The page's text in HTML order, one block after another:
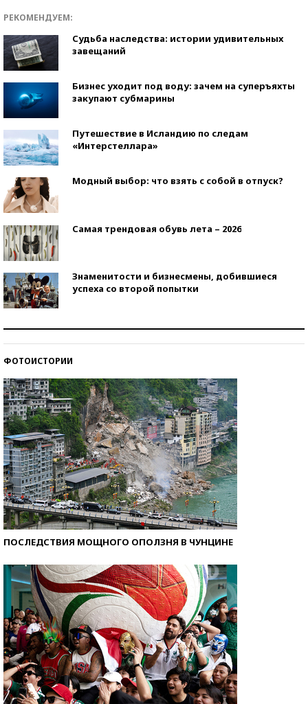
РЕКОМЕНДУЕМ:
Судьба наследства: истории удивительных
завещаний
Бизнес уходит под воду: зачем на суперъяхты
закупают субмарины
Путешествие в Исландию по следам
«Интерстеллара»
Модный выбор: что взять с собой в отпуск?
Самая трендовая обувь лета – 2026
Знаменитости и бизнесмены, добившиеся
успеха со второй попытки
ФОТОИСТОРИИ
ПОСЛЕДСТВИЯ МОЩНОГО ОПОЛЗНЯ В ЧУНЦИНЕ